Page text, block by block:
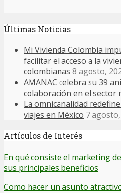
Últimas Noticias
Mi Vivienda Colombia
facilitar el acceso a la
colombianas 8 agosto,
AMANAC celebra su 39
colaboración en el sector
La omnicanalidad
viajes en México 7
Artículos de Interés
En qué consiste el marketing
sus principales beneficios
Como hacer un asunto